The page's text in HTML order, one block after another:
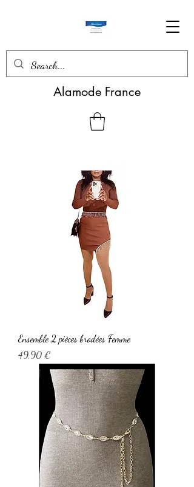
Alamode France
Ensemble 2 pièces brodées Femme
Prix
49,90 €